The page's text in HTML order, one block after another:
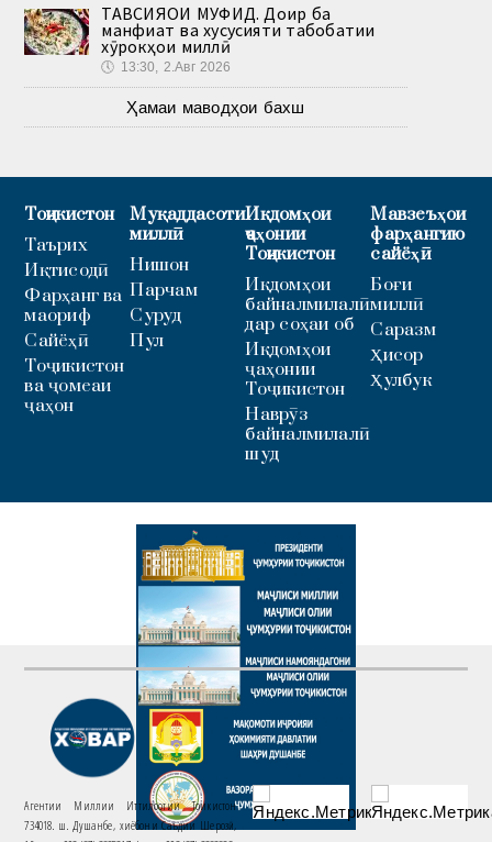
ТАВСИЯҲОИ МУФИД. Доир ба
манфиат ва хусусияти табобатии
хӯрокҳои миллӣ
🕔 13:30, 2.Авг 2026
Ҳамаи маводҳои бахш
Тоҷикистон
Таърих
Иқтисодӣ
Фарҳанг ва
маориф
Сайёҳӣ
Тоҷикистон
ва ҷомеаи
ҷаҳон
Муқаддасоти
миллӣ
Нишон
Парчам
Суруд
Пул
Иқдомҳои
ҷаҳонии
Тоҷикистон
Иқдомҳои
байналмилалӣ
дар соҳаи об
Иқдомҳои
ҷаҳонии
Тоҷикистон
Наврӯз
байналмилалӣ
шуд
Мавзеъҳои
фарҳангию
сайёҳӣ
Боғи
миллӣ
Саразм
Ҳисор
Ҳулбук
Агентии Миллии Иттилоотии Тоҷикистон
734018. ш. Душанбе, хиёбони Саъдии Шерозӣ,